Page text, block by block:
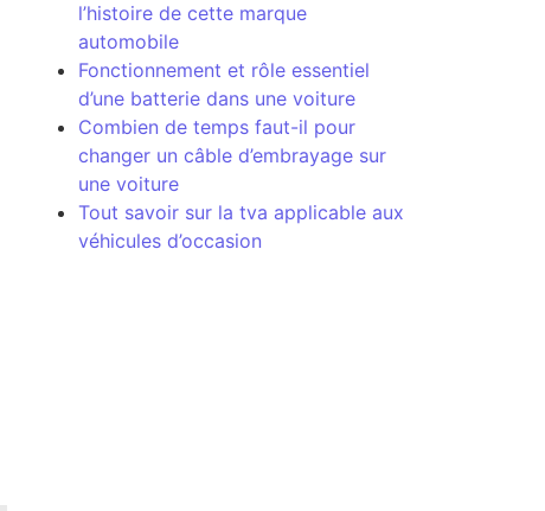
l’histoire de cette marque
automobile
Fonctionnement et rôle essentiel
d’une batterie dans une voiture
Combien de temps faut-il pour
changer un câble d’embrayage sur
une voiture
Tout savoir sur la tva applicable aux
véhicules d’occasion